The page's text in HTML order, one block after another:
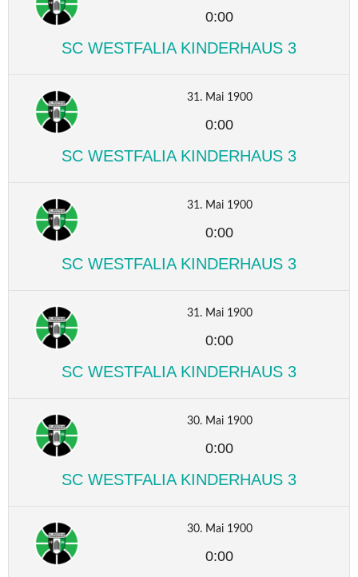
0:00
SC WESTFALIA KINDERHAUS 3
31. Mai 1900
0:00
SC WESTFALIA KINDERHAUS 3
31. Mai 1900
0:00
SC WESTFALIA KINDERHAUS 3
31. Mai 1900
0:00
SC WESTFALIA KINDERHAUS 3
30. Mai 1900
0:00
SC WESTFALIA KINDERHAUS 3
30. Mai 1900
0:00